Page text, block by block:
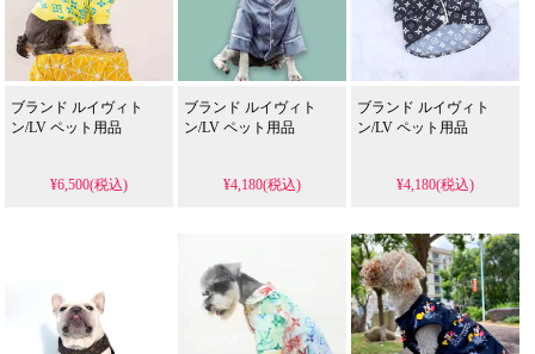
ブランド ルイヴィト
ン/LV ペット用品
¥6,500(税込)
ブランド ルイヴィト
ン/LV ペット用品
¥4,180(税込)
ブランド ルイヴィト
ン/LV ペット用品
¥4,180(税込)